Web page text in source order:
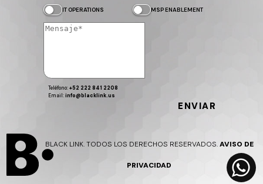
IT OPERATIONS MSP ENABLEMENT
Teléfono:+52 222 841 2208
Email:info@blacklink.us
ENVIAR
BLACK LINK. TODOS LOS DERECHOS RESERVADOS.AVISO DE
PRIVACIDAD